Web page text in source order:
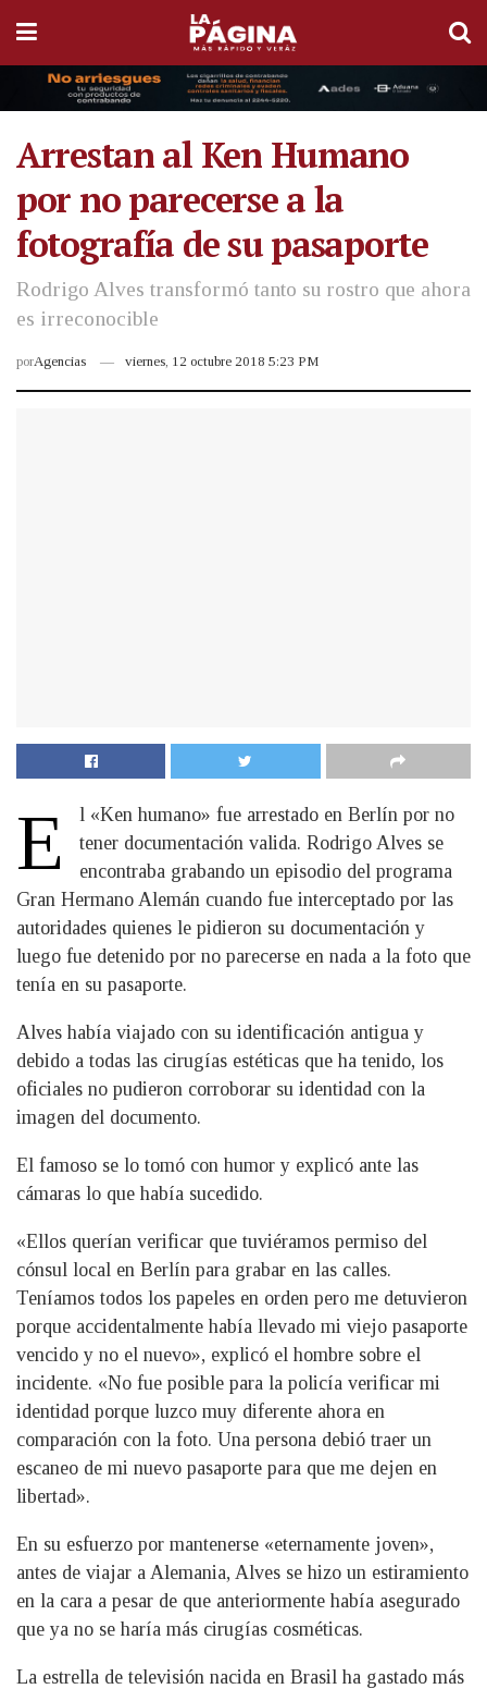
Arrestan al Ken Humano
por no parecerse a la
fotografía de su pasaporte
Rodrigo Alves transformó tanto su rostro que ahora
es irreconocible
porAgencias viernes, 12 octubre 2018 5:23 PM
E
l «Ken humano» fue arrestado en Berlín por no
tener documentación valida. Rodrigo Alves se
encontraba grabando un episodio del programa
Gran Hermano Alemán cuando fue interceptado por las
autoridades quienes le pidieron su documentación y
luego fue detenido por no parecerse en nada a la foto que
tenía en su pasaporte.
Alves había viajado con su identificación antigua y
debido a todas las cirugías estéticas que ha tenido, los
oficiales no pudieron corroborar su identidad con la
imagen del documento.
El famoso se lo tomó con humor y explicó ante las
cámaras lo que había sucedido.
«Ellos querían verificar que tuviéramos permiso del
cónsul local en Berlín para grabar en las calles.
Teníamos todos los papeles en orden pero me detuvieron
porque accidentalmente había llevado mi viejo pasaporte
vencido y no el nuevo», explicó el hombre sobre el
incidente. «No fue posible para la policía verificar mi
identidad porque luzco muy diferente ahora en
comparación con la foto. Una persona debió traer un
escaneo de mi nuevo pasaporte para que me dejen en
libertad».
En su esfuerzo por mantenerse «eternamente joven»,
antes de viajar a Alemania, Alves se hizo un estiramiento
en la cara a pesar de que anteriormente había asegurado
que ya no se haría más cirugías cosméticas.
La estrella de televisión nacida en Brasil ha gastado más